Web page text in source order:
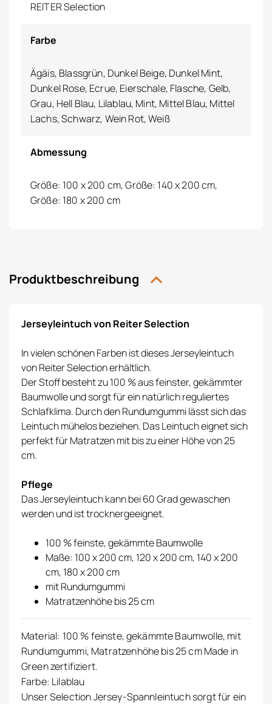
REITER Selection
Farbe
Ägäis, Blassgrün, Dunkel Beige, Dunkel Mint,
Dunkel Rose, Ecrue, Eierschale, Flasche, Gelb,
Grau, Hell Blau, Lilablau, Mint, Mittel Blau, Mittel
Lachs, Schwarz, Wein Rot, Weiß
Abmessung
Größe: 100 x 200 cm, Größe: 140 x 200 cm,
Größe: 180 x 200 cm
Produktbeschreibung
Jerseyleintuch von Reiter Selection
In vielen schönen Farben ist dieses Jerseyleintuch
von Reiter Selection erhältlich.
Der Stoff besteht zu 100 % aus feinster, gekämmter
Baumwolle und sorgt für ein natürlich reguliertes
Schlafklima. Durch den Rundumgummi lässt sich das
Leintuch mühelos beziehen. Das Leintuch eignet sich
perfekt für Matratzen mit bis zu einer Höhe von 25
cm.
Pflege
Das Jerseyleintuch kann bei 60 Grad gewaschen
werden und ist trocknergeeignet.
100 % feinste, gekämmte Baumwolle
Maße: 100 x 200 cm, 120 x 200 cm, 140 x 200
cm, 180 x 200 cm
mit Rundumgummi
Matratzenhöhe bis 25 cm
Material: 100 % feinste, gekämmte Baumwolle, mit
Rundumgummi, Matratzenhöhe bis 25 cm Made in
Green zertifiziert.
Farbe: Lilablau
Unser Selection Jersey-Spannleintuch sorgt für ein